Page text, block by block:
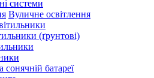
системи
Вуличне освітлення
(ґрунтові)
батареї